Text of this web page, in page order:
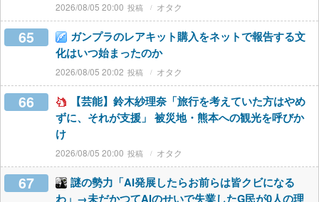
2026/08/05 20:00 オタク
65
ガンプラのレアキット購入をネットで報告する文
化はいつ始まったのか
2026/08/05 20:02 オタク
66
【芸能】鈴木紗理奈「旅行を考えていた方はやめ
ずに、それが支援」 被災地・熊本への観光を呼びか
け
2026/08/05 20:00 オタク
67
謎の勢力「AI発展したらお前らは皆クビになる
わ」→未だかつてAIのせいで失業したG民が0人の理